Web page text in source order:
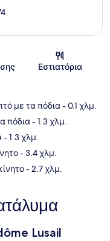
Εστιατόρια
με τα πόδια- 0.1 χλμ.
πόδια- 1.3 χλμ.
- 1.3 χλμ.
- 3.4 χλμ.
- 2.7 χλμ.
Lusail